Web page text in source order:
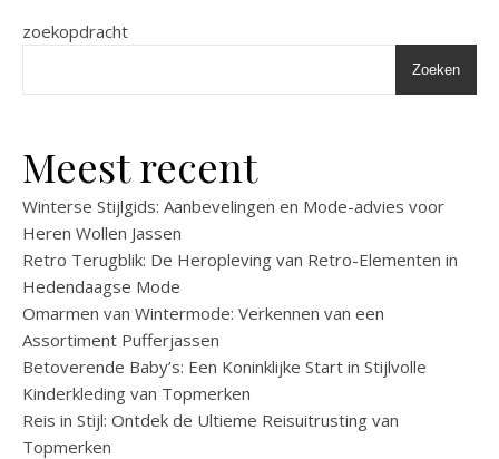
zoekopdracht
Zoeken
Meest recent
Winterse Stijlgids: Aanbevelingen en Mode-advies voor
Heren Wollen Jassen
Retro Terugblik: De Heropleving van Retro-Elementen in
Hedendaagse Mode
Omarmen van Wintermode: Verkennen van een
Assortiment Pufferjassen
Betoverende Baby’s: Een Koninklijke Start in Stijlvolle
Kinderkleding van Topmerken
Reis in Stijl: Ontdek de Ultieme Reisuitrusting van
Topmerken